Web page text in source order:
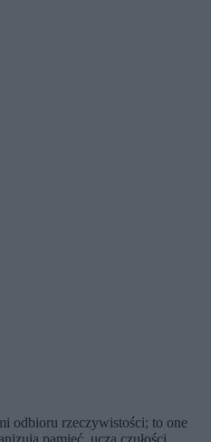
odbioru rzeczywistości; to one
pamięć, uczą czułości